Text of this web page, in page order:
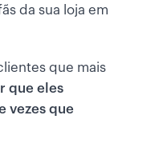
da sua loja em
que mais
que eles
vezes que